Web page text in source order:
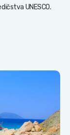
UNESCO.